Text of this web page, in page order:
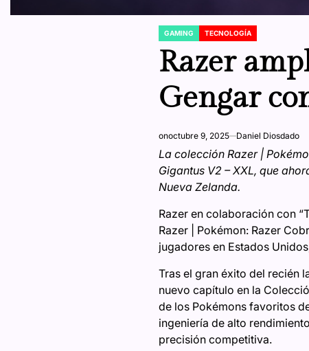
POSTED
GAMING TECNOLOGÍA
Razer
Gengar
onoctubre 9, 2025 Daniel Diosdado
La colección Razer |
Gigantus V2 – XXL, que
Nueva Zelanda.
Razer en colaboración con
Razer | Pokémon: Razer
jugadores en Estados
Tras el gran éxito del recién
nuevo capítulo en la
de los Pokémons favoritos
ingeniería de alto
precisión competitiva.